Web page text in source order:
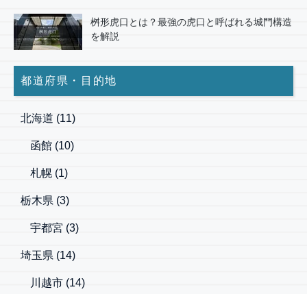
桝形虎口とは？最強の虎口と呼ばれる城門構造
を解説
都道府県・目的地
北海道 (11)
函館 (10)
札幌 (1)
栃木県 (3)
宇都宮 (3)
埼玉県 (14)
川越市 (14)